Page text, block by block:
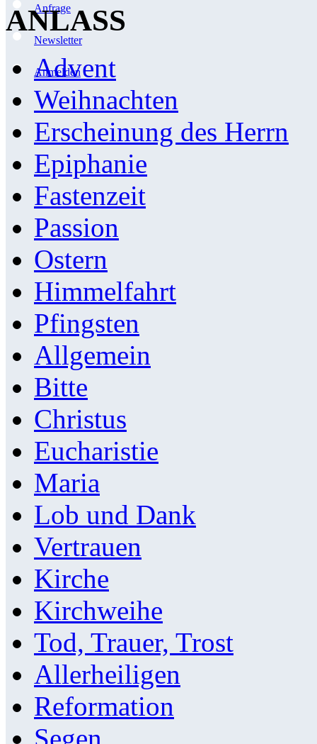
Anfrage
Newsletter
Anmelden
ANLASS
Advent
Weihnachten
Erscheinung des Herrn
Epiphanie
Fastenzeit
Passion
Ostern
Himmelfahrt
Pfingsten
Allgemein
Bitte
Christus
Eucharistie
Maria
Lob und Dank
Vertrauen
Kirche
Kirchweihe
Tod, Trauer, Trost
Allerheiligen
Reformation